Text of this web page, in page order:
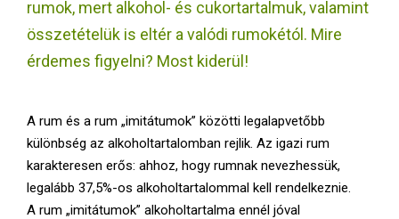
M
N
U
rumok, mert alkohol- és cukortartalmuk, valamint
összetételük is eltér a valódi rumokétól. Mire
érdemes figyelni? Most kiderül!
A rum és a rum „imitátumok” közötti legalapvetőbb
különbség az alkoholtartalomban rejlik. Az igazi rum
karakteresen erős: ahhoz, hogy rumnak nevezhessük,
legalább 37,5%-os alkoholtartalommal kell rendelkeznie.
A rum „imitátumok” alkoholtartalma ennél jóval